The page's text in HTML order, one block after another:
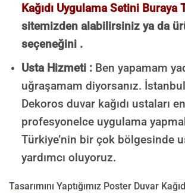
Kağıdı Uygulama Setini Buraya
sitemizden alabilirsiniz ya da
seçeneğini .
Usta Hizmeti :Ben yapamam
uğraşamam diyorsanız.
Dekoros duvar kağıdı ustaları
profesyonelce uygulama
Türkiye’nin bir çok bölgesinde
yardımcı oluyoruz.
Tasarımını Yaptığımız Poster Duvar